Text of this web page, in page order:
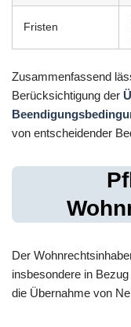
Fristen
Zusammenfassend
Berücksichtigung der
von entscheidender
Der
insbesondere in
die Übernahme von